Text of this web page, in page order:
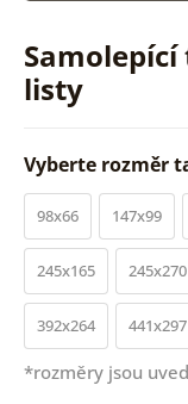
listy
Vyberte rozměr
98x66 147x99
245x165 245x270
392x264 441x297
*rozměry jsou